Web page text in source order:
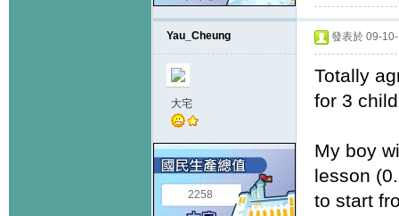
Yau_Cheung
大宅
2258
發表於 09-
Totally
for 3
My boy
lesson
to start